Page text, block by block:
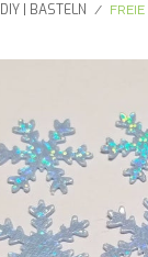
DIY | BASTELN /